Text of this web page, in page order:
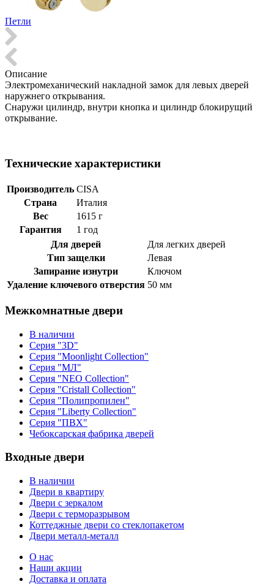
Петли
Описание
Электромеханический накладной замок для левых дверей
наружнего открывания.
Снаружи цилиндр, внутри кнопка и цилиндр блокирущий
открывание.
Технические характеристики
Производитель CISA
Страна
Италия
Вес
1615 г
Гарантия
1 год
Для дверей
Для легких дверей
Тип защелки
Левая
Запирание изнутри
Ключом
Удаление ключевого отверстия 50 мм
Межкомнатные двери
В наличии
Серия "3D"
Серия "Moonlight Collection"
Серия "МЛ"
Серия "NEO Collection"
Серия "Cristall Collection"
Серия "Полипропилен"
Серия "Liberty Collection"
Серия "ПВХ"
Чебоксарская фабрика дверей
Входные двери
В наличии
Двери в квартиру
Двери с зеркалом
Двери с терморазрывом
Коттеджные двери со стеклопакетом
Двери металл-металл
О нас
Наши акции
Доставка и оплата